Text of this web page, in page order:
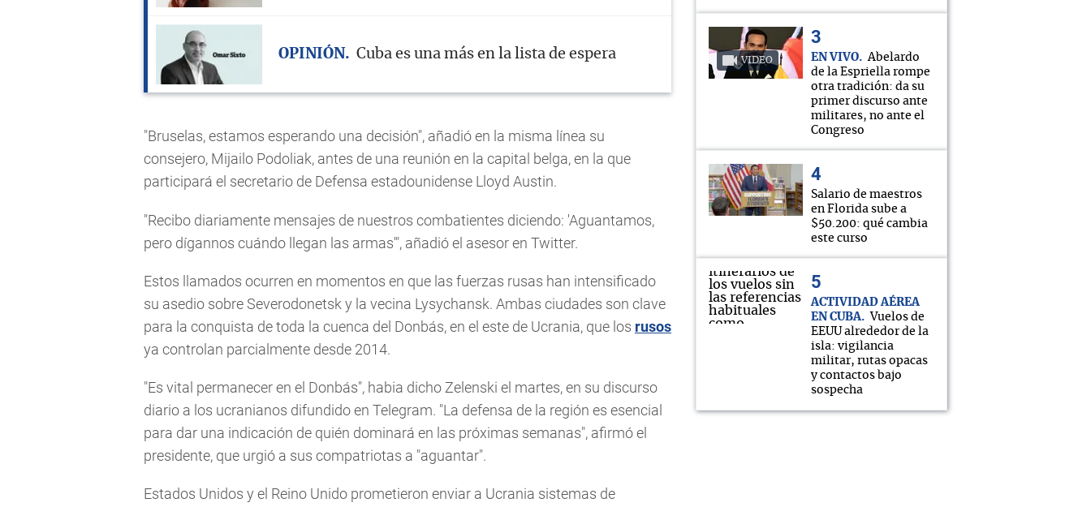
OPINIÓN Cuba es una más en la lista de espera
"Bruselas, estamos esperando una decisión", añadió en la misma línea su
consejero, Mijailo Podoliak, antes de una reunión en la capital belga, en la que
participará el secretario de Defensa estadounidense Lloyd Austin.
"Recibo diariamente mensajes de nuestros combatientes diciendo: 'Aguantamos,
pero dígannos cuándo llegan las armas'", añadió el asesor en Twitter.
Estos llamados ocurren en momentos en que las fuerzas rusas han intensificado
su asedio sobre Severodonetsk y la vecina Lysychansk. Ambas ciudades son clave
para la conquista de toda la cuenca del Donbás, en el este de Ucrania, que los rusos
ya controlan parcialmente desde 2014.
"Es vital permanecer en el Donbás", habia dicho Zelenski el martes, en su discurso
diario a los ucranianos difundido en Telegram. "La defensa de la región es esencial
para dar una indicación de quién dominará en las próximas semanas", afirmó el
presidente, que urgió a sus compatriotas a "aguantar".
Estados Unidos y el Reino Unido prometieron enviar a Ucrania sistemas de
VIDEO EN VIVO
Abelardo
de la Espriella rompe
otra tradición: da su
primer discurso ante
militares, no ante el
Congreso
Salario de maestros
en Florida sube a
$50.200: qué cambia
este curso
ACTIVIDAD AÉREA
EN CUBA
Vuelos de
EEUU alrededor de la
isla: vigilancia
militar, rutas opacas
y contactos bajo
sospecha